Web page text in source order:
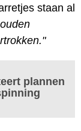
staan al
plannen